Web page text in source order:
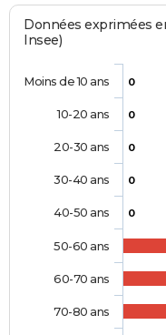
Données exprimées
Insee)
0
0
0
0
0
Moins de 10 ans
10-20 ans
20-30 ans
30-40 ans
40-50 ans
50-60 ans
60-70 ans
70-80 ans